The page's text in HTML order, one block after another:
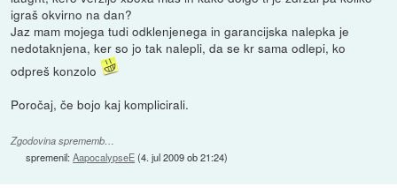
igraš okvirno na dan?
Jaz mam mojega tudi odklenjenega in garancijska nalepka je
nedotaknjena, ker so jo tak nalepli, da se kr sama odlepi, ko
odpreš konzolo
Poročaj, če bojo kaj komplicirali.
Zgodovina sprememb…
spremenil:AapocalypseE(4. jul 2009 ob 21:24)